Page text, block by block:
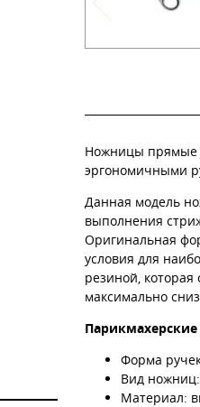
Ножницы прямые
эргономичными
Данная модель
выполнения
Оригинальная
условия для
резиной,
максимально
Парикмахерские
Форма
Вид
Материал: